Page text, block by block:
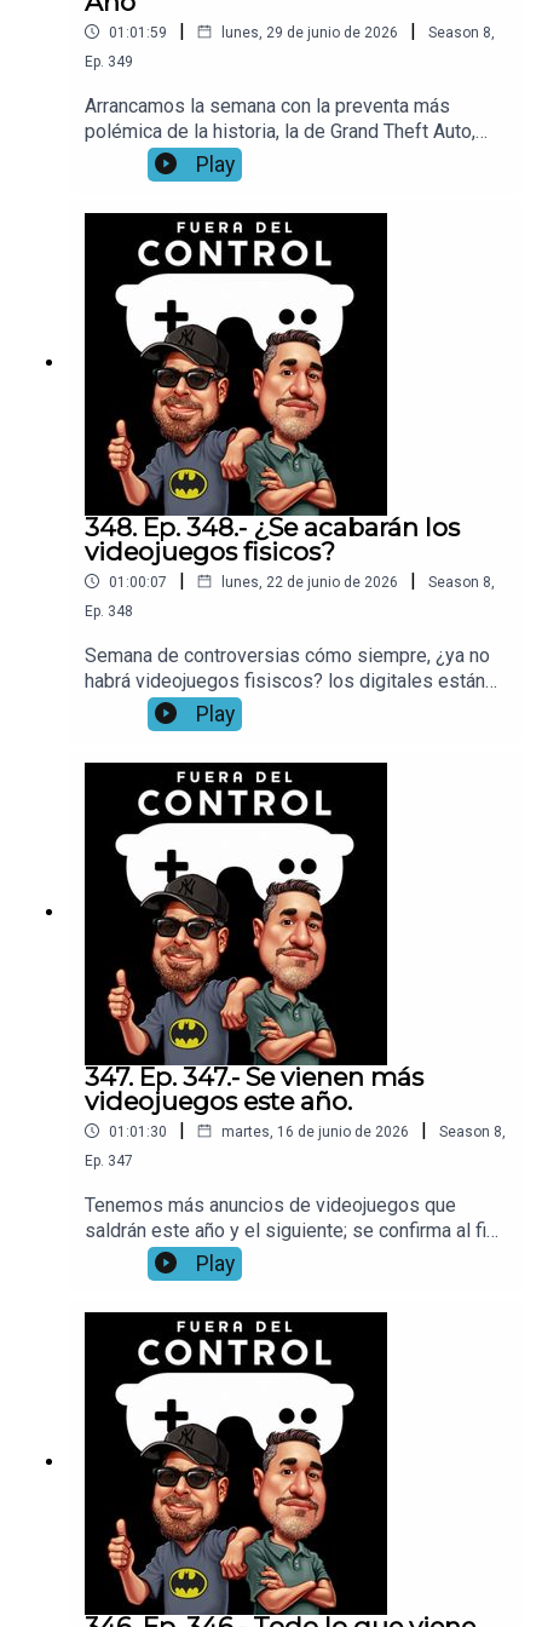
01:01:59 | lunes, 29 de junio de 2026 | Season 8
Ep. 349
Arrancamos la semana con la preventa más
polémica de la historia, la de Grand Theft Auto,
que solo será digital por el momento así, cómo
noticias tristes por parte de xbox, hay despidos
remake de star fox, y muchas cosas más.
Play
348. Ep. 348.- ¿Se acabarán los
videojuegos fisicos?
01:00:07 | lunes, 22 de junio de 2026 | Season 8
Ep. 348
Semana de controversias cómo siempre, ¿ya no
habrá videojuegos fisiscos? los digitales están
acaparando el mercado, muchos prefieren tener
su copia antes de tiempo aunque sea digital,
cómo eran antes las preventas, todo esto y más
en un capítulo dedicado cómo siempre a lo que
más nos apasiona
Play
347. Ep. 347.- Se vienen más
videojuegos este año.
01:01:30 | martes, 16 de junio de 2026 | Season 8
Ep. 347
Tenemos más anuncios de videojuegos que
saldrán este año y el siguiente; se confirma al fin
el remake de Ocarina Of Time, ya jugamos el
remake de Star Fox, también hablamos de todo lo
Play